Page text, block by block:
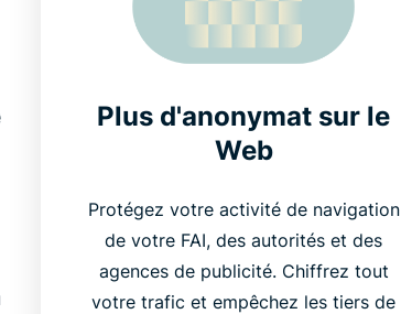
Plus d'anonymat sur le
Web
Protégez votre activité de navigation
de votre FAI, des autorités et des
agences de publicité. Chiffrez tout
votre trafic et empêchez les tiers de